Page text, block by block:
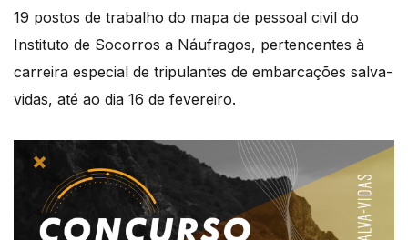
19 postos de trabalho do mapa de pessoal civil do
Instituto de Socorros a Náufragos, pertencentes à
carreira especial de tripulantes de embarcações salva-
vidas, até ao dia 16 de fevereiro.